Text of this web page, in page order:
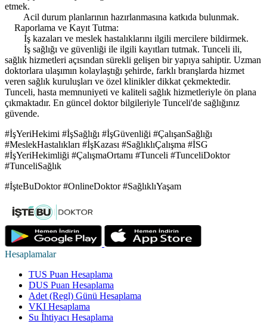
etmek.
Acil durum planlarının hazırlanmasına katkıda bulunmak.
Raporlama ve Kayıt Tutma:
İş kazaları ve meslek hastalıklarını ilgili mercilere bildirmek.
İş sağlığı ve güvenliği ile ilgili kayıtları tutmak. Tunceli ili,
sağlık hizmetleri açısından sürekli gelişen bir yapıya sahiptir. Uzman
doktorlara ulaşımın kolaylaştığı şehirde, farklı branşlarda hizmet
veren sağlık kuruluşları ve özel klinikler dikkat çekmektedir.
Tunceli, hasta memnuniyeti ve kaliteli sağlık hizmetleriyle ön plana
çıkmaktadır. En güncel doktor bilgileriyle Tunceli'de sağlığınız
güvende.
#İşYeriHekimi #İşSağlığı #İşGüvenliği #ÇalışanSağlığı
#MeslekHastalıkları #İşKazası #SağlıklıÇalışma #İSG
#İşYeriHekimliği #ÇalışmaOrtamı #Tunceli #TunceliDoktor
#TunceliSağlık
#İşteBuDoktor #OnlineDoktor #SağlıklıYaşam
Hesaplamalar
TUS Puan Hesaplama
DUS Puan Hesaplama
Adet (Regl) Günü Hesaplama
VKI Hesaplama
Su İhtiyacı Hesaplama